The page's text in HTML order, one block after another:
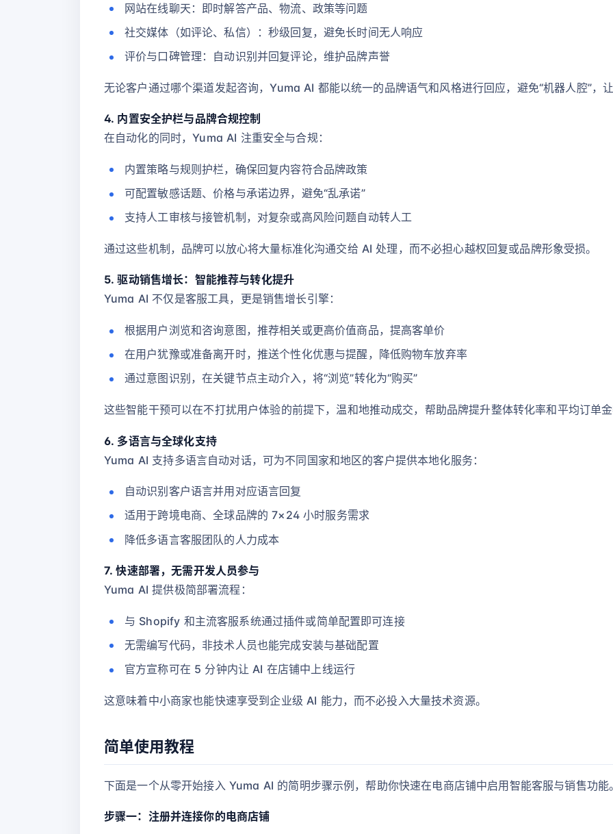
网站在线聊天：即时解答产品、物流、政策等问题
社交媒体（如评论、私信）：秒级回复，避免长时间无人响应
评价与口碑管理：自动识别并回复评论，维护品牌声誉
无论客户通过哪个渠道发起咨询，Yuma AI 都能以统一的品牌语气和风格进行回应，避免“机器人腔”，
4. 内置安全护栏与品牌合规控制
在自动化的同时，Yuma AI 注重安全与合规：
内置策略与规则护栏，确保回复内容符合品牌政策
可配置敏感话题、价格与承诺边界，避免“乱承诺”
支持人工审核与接管机制，对复杂或高风险问题自动转人工
通过这些机制，品牌可以放心将大量标准化沟通交给 AI 处理，而不必担心越权回复或品牌形象受损。
5. 驱动销售增长：智能推荐与转化提升
Yuma AI 不仅是客服工具，更是销售增长引擎：
根据用户浏览和咨询意图，推荐相关或更高价值商品，提高客单价
在用户犹豫或准备离开时，推送个性化优惠与提醒，降低购物车放弃率
通过意图识别，在关键节点主动介入，将“浏览”转化为“购买”
这些智能干预可以在不打扰用户体验的前提下，温和地推动成交，帮助品牌提升整体转化率和平均订单
6. 多语言与全球化支持
Yuma AI 支持多语言自动对话，可为不同国家和地区的客户提供本地化服务：
自动识别客户语言并用对应语言回复
适用于跨境电商、全球品牌的 7×24 小时服务需求
降低多语言客服团队的人力成本
7. 快速部署，无需开发人员参与
Yuma AI 提供极简部署流程：
与 Shopify 和主流客服系统通过插件或简单配置即可连接
无需编写代码，非技术人员也能完成安装与基础配置
官方宣称可在 5 分钟内让 AI 在店铺中上线运行
这意味着中小商家也能快速享受到企业级 AI 能力，而不必投入大量技术资源。
简单使用教程
下面是一个从零开始接入 Yuma AI 的简明步骤示例，帮助你快速在电商店铺中启用智能客服与销售功能
步骤一：注册并连接你的电商店铺